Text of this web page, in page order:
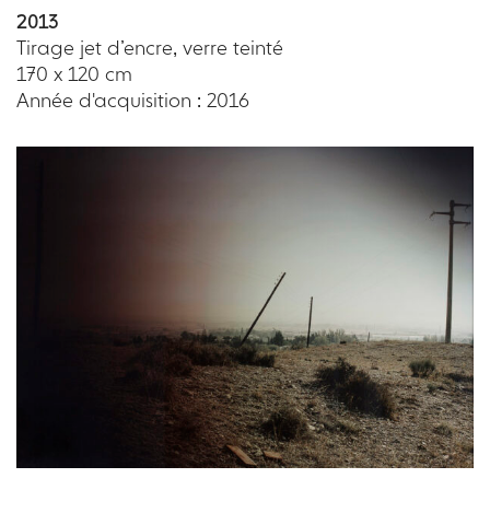
2013
Tirage jet d’encre, verre teinté
170 x 120 cm
Année d'acquisition : 2016